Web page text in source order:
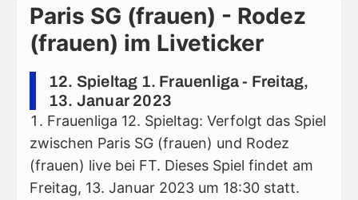
Paris SG (frauen) - Rodez
(frauen) im Liveticker
12. Spieltag 1. Frauenliga - Freitag,
13. Januar 2023
Frauenliga 12. Spieltag: Verfolgt das Spiel
zwischen Paris SG (frauen) und Rodez
(frauen) live bei FT. Dieses Spiel findet am
Freitag, 13. Januar 2023 um 18:30 statt.